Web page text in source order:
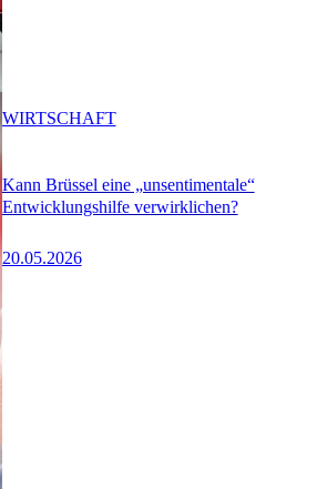
Kann Brüssel eine „unsentimentale“
Entwicklungshilfe verwirklichen?
20.05.2026
WIRTSCHAFT